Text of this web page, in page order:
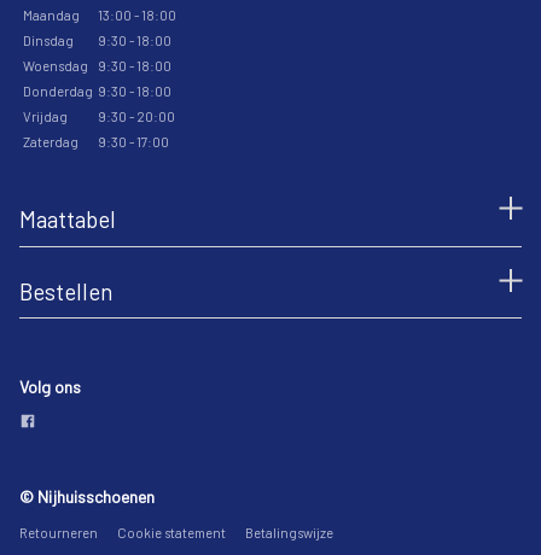
Maandag
13:00 - 18:00
Dinsdag
9:30 - 18:00
Woensdag
9:30 - 18:00
Donderdag 9:30 - 18:00
Vrijdag
9:30 - 20:00
Zaterdag
9:30 - 17:00
Maattabel
Bestellen
Volg ons
© Nijhuisschoenen
Retourneren Cookie statement Betalingswijze